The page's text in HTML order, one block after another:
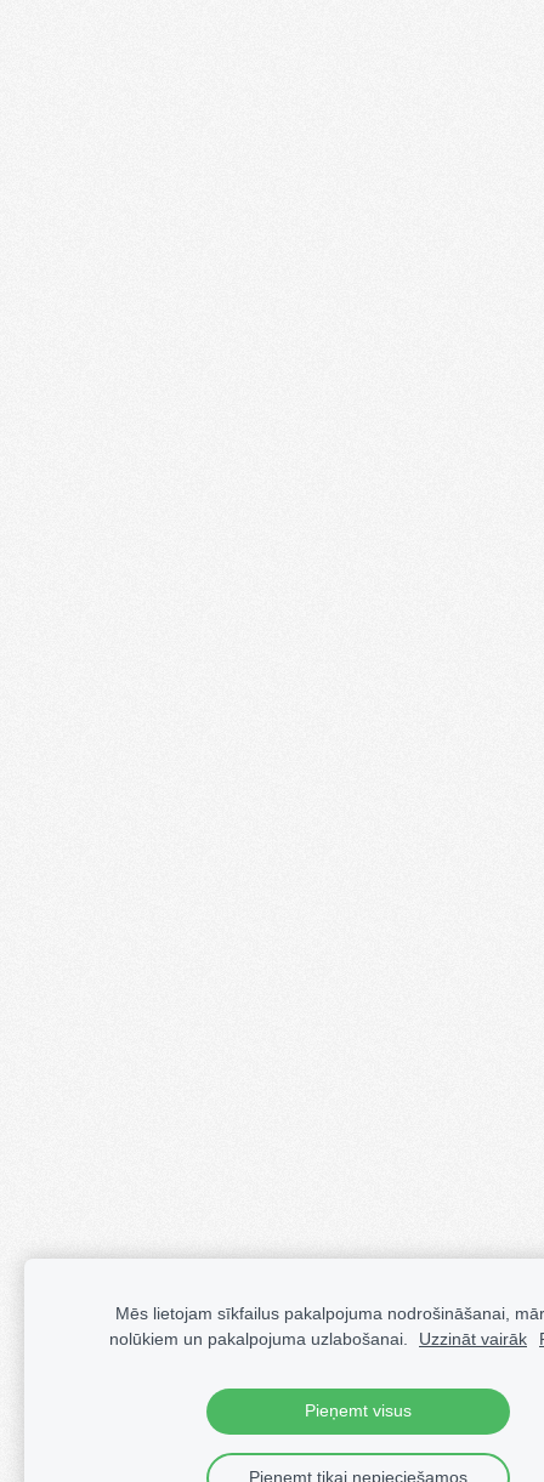
Mēs lietojam sīkfailus pakalpojuma nodrošināšanai,
nolūkiem un pakalpojuma uzlabošanai.
Uzzināt vairāk
Pieņemt visus
Pieņemt tikai nepieciešamos